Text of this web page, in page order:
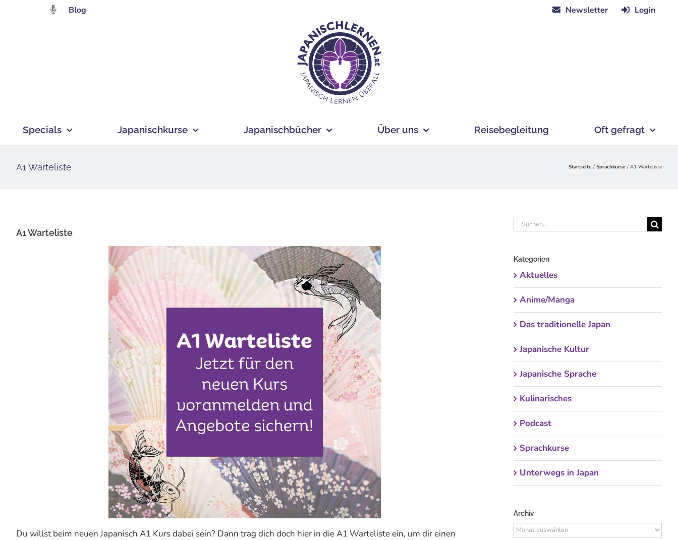
Blog Newsletter Login
Specials Japanischkurse Japanischbücher Über uns Reisebegleitung Oft gefragt
A1 Warteliste Startseite Sprachkurse A1 Warteliste
A1 Warteliste
Du willst beim neuen Japanisch A1 Kurs dabei sein? Dann trag dich doch hier in die A1 Warteliste ein, um dir einen
Suche
Kategorien
Aktuelles
Anime/Manga
Das traditionelle Japan
Japanische Kultur
Japanische Sprache
Kulinarisches
Podcast
Sprachkurse
Unterwegs in Japan
Archiv
Archiv